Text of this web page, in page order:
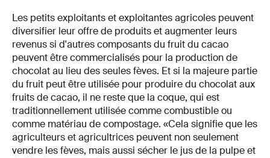
Les petits exploitants et exploitantes agricoles peuvent
diversifier leur offre de produits et augmenter leurs
revenus si d'autres composants du fruit du cacao
peuvent être commercialisés pour la production de
chocolat au lieu des seules fèves. Et si la majeure partie
du fruit peut être utilisée pour produire du chocolat aux
fruits de cacao, il ne reste que la coque, qui est
traditionnellement utilisée comme combustible ou
comme matériau de compostage. «Cela signifie que les
agriculteurs et agricultrices peuvent non seulement
vendre les fèves, mais aussi sécher le jus de la pulpe et